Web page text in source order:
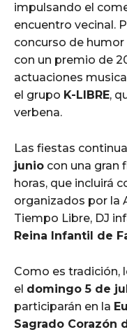
impulsando el
encuentro vecinal.
concurso de humor
con un premio de
actuaciones
el grupo K-LIBRE,
verbena.
Las fiestas
junio con una gran
horas, que incluirá
organizados por la
Tiempo Libre, DJ
Reina Infantil de
Como es tradición,
el domingo 5 de
participarán en la
Sagrado Corazón